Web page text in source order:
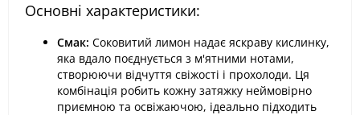
Основні характеристики:
Смак: Соковитий лимон надає яскраву кислинку,
яка вдало поєднується з м'ятними нотами,
створюючи відчуття свіжості і прохолоди. Ця
комбінація робить кожну затяжку неймовірно
приємною та освіжаючою, ідеально підходить